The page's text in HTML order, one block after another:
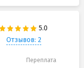
Отзывов: 2
Переплата